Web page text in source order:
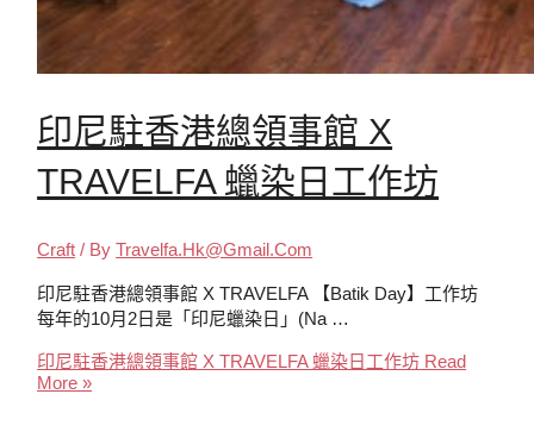
印尼駐香港總領事館 X
TRAVELFA 蠟染日工作坊
Craft / ByTravelfa.hk@gmail.com
印尼駐香港總領事館 X TRAVELFA 【Batik Day】工作坊
每年的10月2日是「印尼蠟染日」(Na …
印尼駐香港總領事館 X TRAVELFA 蠟染日工作坊 Read
More »